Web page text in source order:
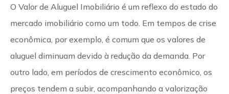
O Valor de Aluguel Imobiliário é um reflexo do estado do
mercado imobiliário como um todo. Em tempos de crise
econômica, por exemplo, é comum que os valores de
aluguel diminuam devido à redução da demanda. Por
outro lado, em períodos de crescimento econômico, os
preços tendem a subir, acompanhando a valorização